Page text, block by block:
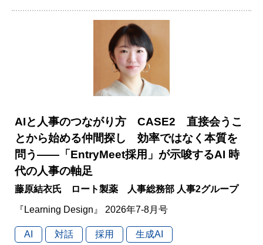
AIと人事のつながり方 CASE2 直接会うこ
とから始める仲間探し 効率ではなく本質を
問う――「EntryMeet採用」が示唆するAI 時
代の人事の軸足
藤原結衣氏 ロート製薬 人事総務部 人事2グループ
『Learning Design』 2026年7-8月号
AI 対話 採用 生成AI